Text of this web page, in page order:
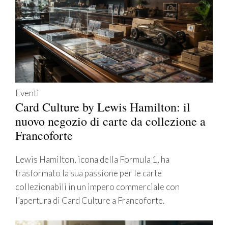
Eventi
Card Culture by Lewis Hamilton: il
nuovo negozio di carte da collezione a
Francoforte
Lewis Hamilton, icona della Formula 1, ha
trasformato la sua passione per le carte
collezionabili in un impero commerciale con
l’apertura di Card Culture a Francoforte.